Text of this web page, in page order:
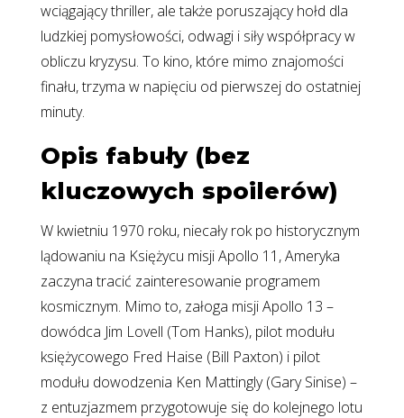
wciągający thriller, ale także poruszający hołd dla
ludzkiej pomysłowości, odwagi i siły współpracy w
obliczu kryzysu. To kino, które mimo znajomości
finału, trzyma w napięciu od pierwszej do ostatniej
minuty.
Opis fabuły (bez
kluczowych spoilerów)
W kwietniu 1970 roku, niecały rok po historycznym
lądowaniu na Księżycu misji Apollo 11, Ameryka
zaczyna tracić zainteresowanie programem
kosmicznym. Mimo to, załoga misji Apollo 13 –
dowódca Jim Lovell (Tom Hanks), pilot modułu
księżycowego Fred Haise (Bill Paxton) i pilot
modułu dowodzenia Ken Mattingly (Gary Sinise) –
z entuzjazmem przygotowuje się do kolejnego lotu